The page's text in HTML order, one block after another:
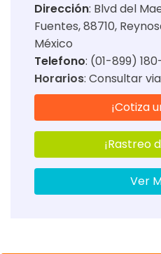
Dirección: Blvd del
Fuentes, 88710,
México
Telefono: (01-899)
Horarios: Consultar
¡Cotiza
¡Rastreo
Ver